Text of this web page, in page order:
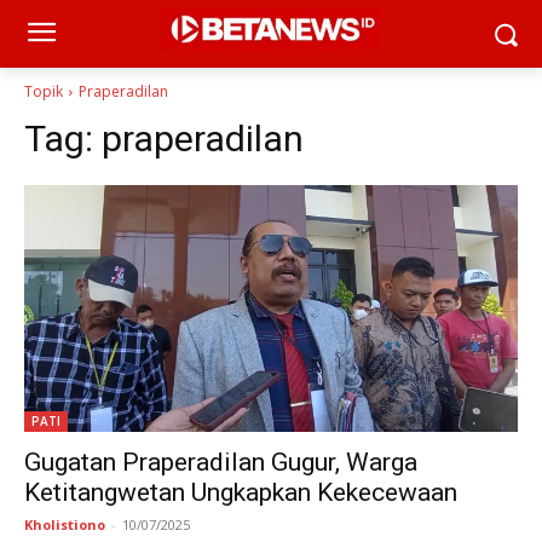
Topik Praperadilan
Tag: praperadilan
PATI
Gugatan Praperadilan Gugur, Warga
Ketitangwetan Ungkapkan Kekecewaan
Kholistiono - 10/07/2025